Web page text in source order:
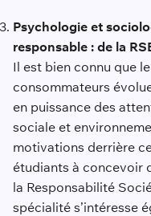
Psychologie et
responsable : de la
Il est bien connu que
consommateurs
en puissance des
sociale et
motivations derrière
étudiants à concevoir
la Responsabilité
spécialité s’intéresse